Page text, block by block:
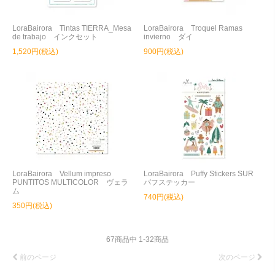
LoraBairora Tintas TIERRA_Mesa
de trabajo インクセット
1,520円(税込)
LoraBairora Troquel Ramas
invierno ダイ
900円(税込)
LoraBairora Vellum impreso
PUNTITOS MULTICOLOR ヴェラ
ム
350円(税込)
LoraBairora Puffy Stickers SUR
パフステッカー
740円(税込)
67商品中 1-32商品
前のページ 次のページ